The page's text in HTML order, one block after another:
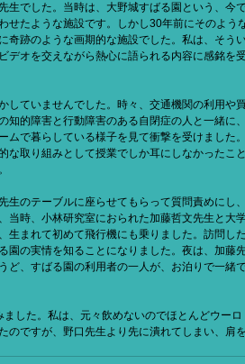
生でした。当時は、大野城すばる園という、今
せたような施設です。しかし30年前にそのよう
奇跡のような画期的な施設でした。私は、そう
デオを交えながら熱心に語られる内容に感銘を受
していませんでした。時々、交通機関の利用や買
的障害と行動障害のある自閉症の人と一緒に、
で暮らしている様子を見て衝撃を受けました。
な取り組みとして授業でしか耳にしなかったこと
のテーブルに座らせてもらって質問責めにし、
当時、小林研究室におられた加藤哲文先生と大
生まれて初めて飛行機にも乗りました。訪問した
園の実情を知ることになりました。夜は、加藤
ど、すばる園の利用者の一人が、お泊りで一緒
した。私は、元々飲めないのでほとんどウーロ
のですが、野口先生より先に潰れてしまい、肩を